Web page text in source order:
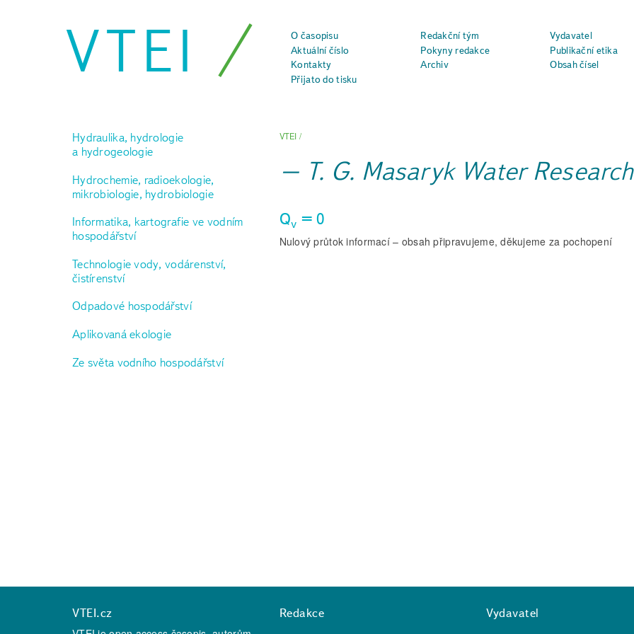
VTEI O časopisu Redakční tým
Vydavatel
Aktuální číslo
Pokyny redakce
Publikační etika
Kontakty
Archiv
Obsah čísel
Přijato do tisku
Hydraulika, hydrologie
a hydrogeologie
Hydrochemie, radioekologie,
mikrobiologie, hydrobiologie
Informatika, kartografie ve vodním
hospodářství
Technologie vody, vodárenství,
čistírenství
Odpadové hospodářství
Aplikovaná ekologie
Ze světa vodního hospodářství
VTEI /
T. G. Masaryk Water
Qv = 0
Nulový průtok informací – obsah připravujeme, děkujeme za pochopení
VTEI.cz
Redakce Vydavatel